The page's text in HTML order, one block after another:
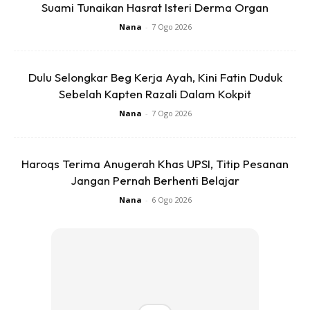
meningkatkan 10% penggunaan elektrik anda.
Suami Tunaikan Hasrat Isteri Derma Organ
Nana - 7 Ogo 2026
Dulu Selongkar Beg Kerja Ayah, Kini Fatin Duduk
Sebelah Kapten Razali Dalam Kokpit
Nana - 7 Ogo 2026
Haroqs Terima Anugerah Khas UPSI, Titip Pesanan
Jangan Pernah Berhenti Belajar
Nana - 6 Ogo 2026